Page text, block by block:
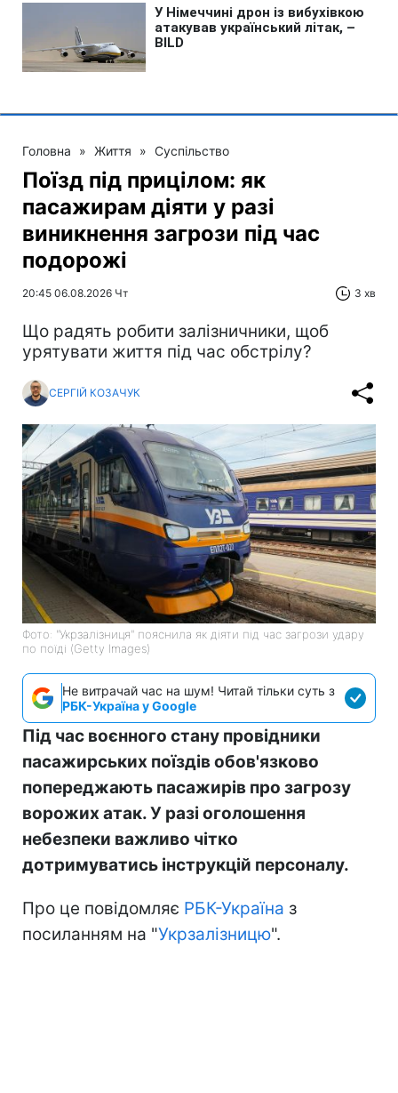
Головна » Життя » Суспільство
Поїзд під прицілом: як
пасажирам діяти у разі
виникнення загрози під час
подорожі
20:45 06.08.2026 Чт 3 хв
Що радять робити залізничники, щоб
урятувати життя під час обстрілу?
СЕРГІЙ КОЗАЧУК
Фото: "Укрзалізниця" пояснила як діяти під час загрози удару
по поїді (Getty Images)
Не витрачай час на шум! Читай тільки суть з
РБК-Україна у Google
Під час воєнного стану провідники
пасажирських поїздів обов'язково
попереджають пасажирів про загрозу
ворожих атак. У разі оголошення
небезпеки важливо чітко
дотримуватись інструкцій персоналу.
Про це повідомляє РБК-Україна з
посиланням на "Укрзалізницю".